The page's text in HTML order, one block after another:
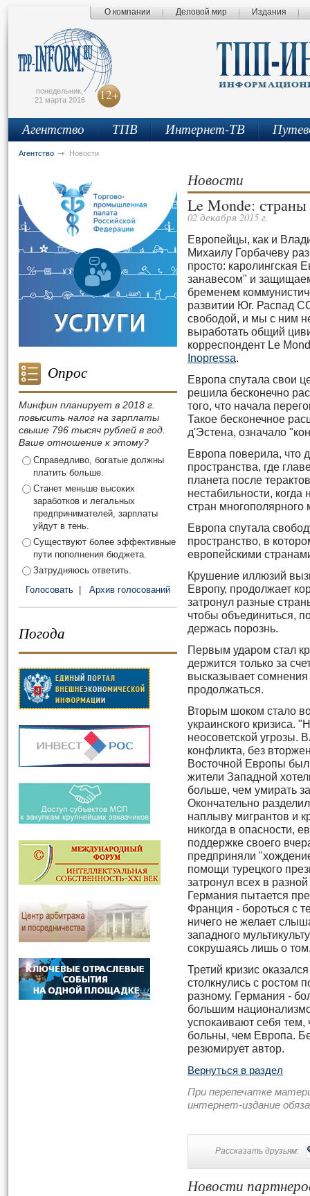
О компании Деловой мир Издания
понедельник,
21 марта 2016
12+
Агентство ТПВ Интернет-ТВ
Агентство Новости
Опрос
Минфин планирует в 2018 г.
повысить налог на зарплаты
свыше 796 тысяч рублей в год.
Ваше отношение к этому?
Справедливо, богатые должны
платить больше.
Станет меньше высоких
заработков и легальных
предпринимателей, зарплаты
уйдут в тень.
Существуют более эффективные
пути пополнения бюджета.
Затрудняюсь ответить.
Голосовать
Архив голосований
Погода
Новости
Le Monde:
02 декабря 2015 г.
Европейцы, как и
Михаилу Горбачеву
просто: каролингская
занавесом" и
бременем
развитии Юг. Распад
свободой, и мы с ним
выработать общий
корреспондент Le
Inopressa.
Европа спутала свои
решила бесконечно
того, что начала
Такое бесконечное
д'Эстена, означало
Европа поверила, что
пространства, где
планета после
нестабильности,
стран многополярного
Европа спутала
пространство, в
европейскими
Крушение иллюзий
Европу, продолжает
затронул разные
чтобы объединиться,
держась порознь.
Первым ударом стал
держится только за
высказывает сомнения
продолжаться.
Вторым шоком стало
украинского кризиса.
неосоветской угрозы.
конфликта, без
Восточной Европы
жители Западной
больше, чем умирать
Окончательно
наплыву мигрантов и
никогда в опасности,
поддержке своего
предприняли
помощи турецкого
затронул всех в
Германия пытается
Франция - бороться с
ничего не желает
западного
сокрушаясь лишь о
Третий кризис
столкнулись с ростом
разному. Германия -
большим
успокаивают себя тем,
больны, чем Европа.
резюмирует автор.
Вернуться в раздел
При перепечатке
интернет-издание
Рассказать друзьям:
Новости